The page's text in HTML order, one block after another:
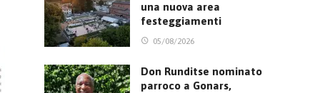
una nuova area
festeggiamenti
05/08/2026
Don Runditse nominato
parroco a Gonars,